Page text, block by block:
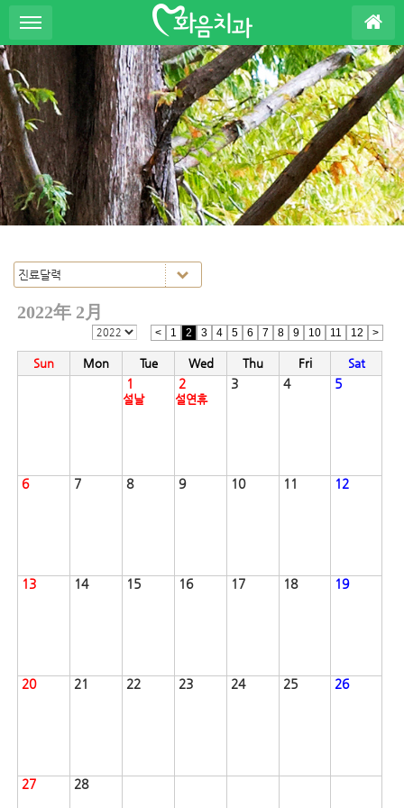
S
u
b
P
o
m
o
t
i
2022年 2月
< 1 2 3 4 5 6 7 8 9 10 11 12 >
Sun Mon Tue Wed Thu Fri Sat
1
설날
2
설연휴
3 4 5
6 7 8 9 10 11 12
13 14 15 16 17 18 19
20 21 22 23 24 25 26
27 28